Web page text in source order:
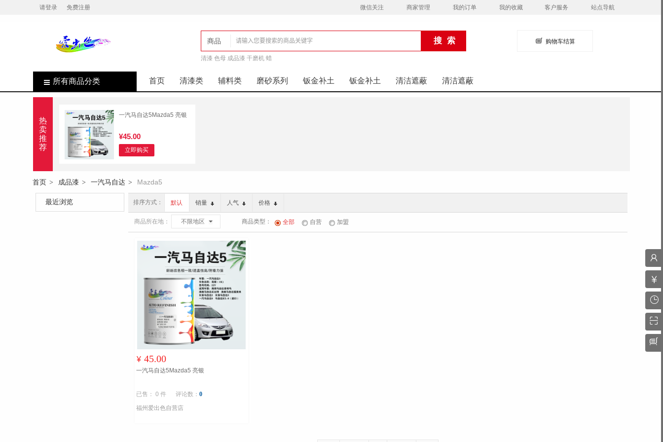
请登录 免费注册 微信关注 商家管理 我的订单 我的收藏 客户服务 站点导航
商品
店铺
清漆 色母 成品漆 干磨机 蜡
购物车结算
所有商品分类 首页 清漆类 辅料类 磨砂系列 钣金补土 钣金补土 清洁遮蔽 清洁遮蔽
热
卖
推
荐
一汽马自达5Mazda5 亮银
¥45.00
立即购买
首页 > 成品漆 > 一汽马自达 > Mazda5
最近浏览 排序方式： 默认 销量 人气 价格
商品所在地： 不限地区 商品类型： 全部 自营 加盟
¥ 45.00
一汽马自达5Mazda5 亮银
已售： 0 件 评论数： 0
福州爱出色自营店